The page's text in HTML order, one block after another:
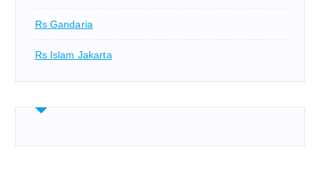
Rs Gandaria
Rs Islam Jakarta